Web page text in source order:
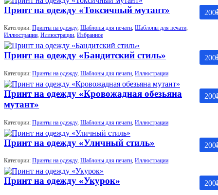
200
Принт на одежду «Токсичный мутант»
Категории: Принты на одежду, Шаблоны для печати, Шаблоны для печати,
Иллюстрации, Иллюстрации, Избранное
200
Принт на одежду «Бандитский стиль»
Категории: Принты на одежду, Шаблоны для печати, Иллюстрации
200
Принт на одежду «Кровожадная обезьяна
мутант»
Категории: Принты на одежду, Шаблоны для печати Иллюстрации
200
Принт на одежду «Уличный стиль»
Категории: Принты на одежду, Шаблоны для печати, Иллюстрации
200
Принт на одежду «Укурок»